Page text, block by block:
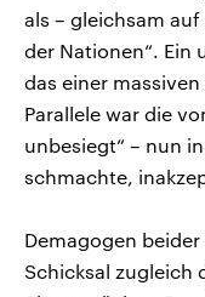
als – gleichsam
der Nationen“. Ein
das einer
Parallele war die
unbesiegt“ – nun
schmachte,
Demagogen
Schicksal zugleich